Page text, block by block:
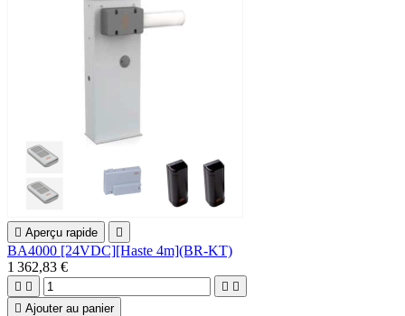
 Aperçu rapide 
BA4000 [24VDC][Haste 4m](BR-KT)
1 362,83 €
   
 Ajouter au panier